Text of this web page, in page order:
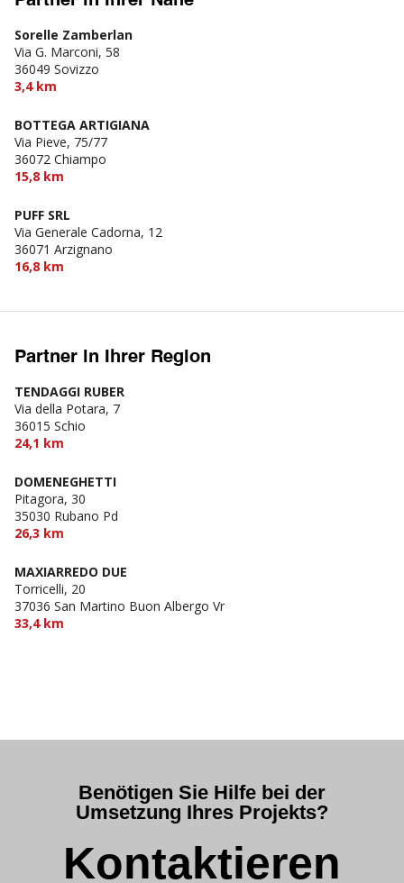
Sorelle Zamberlan
Via G. Marconi, 58
36049 Sovizzo
3,4 km
BOTTEGA ARTIGIANA
Via Pieve, 75/77
36072 Chiampo
15,8 km
PUFF SRL
Via Generale Cadorna, 12
36071 Arzignano
16,8 km
Partner in Ihrer Region
TENDAGGI RUBER
Via della Potara, 7
36015 Schio
24,1 km
DOMENEGHETTI
Pitagora, 30
35030 Rubano Pd
26,3 km
MAXIARREDO DUE
Torricelli, 20
37036 San Martino Buon Albergo Vr
33,4 km
Benötigen Sie Hilfe bei der
Umsetzung Ihres Projekts?
Kontaktieren